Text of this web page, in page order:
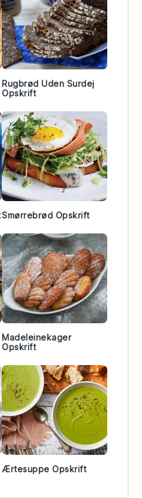
Rugbrød Uden Surdej
Opskrift
Smørrebrød Opskrift
Madeleinekager
Opskrift
Ærtesuppe Opskrift